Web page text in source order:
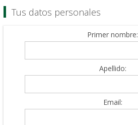
Tus datos personales
Primer nombre:
Apellido:
Email: